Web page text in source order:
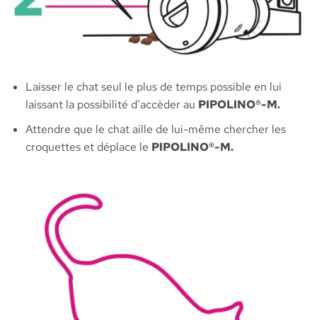
Laisser le chat seul le plus de temps possible en lui
laissant la possibilité d’accèder au PIPOLINO®-M.
Attendre que le chat aille de lui-même chercher les
croquettes et déplace le PIPOLINO®-M.